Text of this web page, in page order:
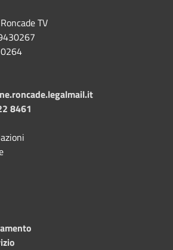
TV
8461